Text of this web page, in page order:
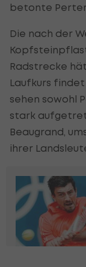
betonte
Die nach der
Radstrecke
Laufkurs
sehen sowohl
stark
Beaugrand,
ihrer